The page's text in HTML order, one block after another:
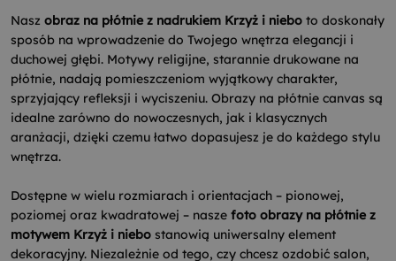
Nasz obraz na płótnie z nadrukiem Krzyż i niebo to doskonały
sposób na wprowadzenie do Twojego wnętrza elegancji i
duchowej głębi. Motywy religijne, starannie drukowane na
płótnie, nadają pomieszczeniom wyjątkowy charakter,
sprzyjający refleksji i wyciszeniu. Obrazy na płótnie canvas są
idealne zarówno do nowoczesnych, jak i klasycznych
aranżacji, dzięki czemu łatwo dopasujesz je do każdego stylu
wnętrza.
Dostępne w wielu rozmiarach i orientacjach – pionowej,
poziomej oraz kwadratowej – nasze foto obrazy na płótnie z
motywem Krzyż i niebo stanowią uniwersalny element
dekoracyjny. Niezależnie od tego, czy chcesz ozdobić salon,